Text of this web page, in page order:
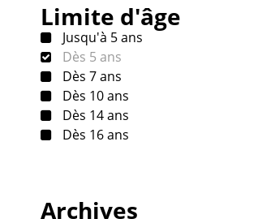
Limite d'âge
Jusqu'à 5 ans
Dès 5 ans
Dès 7 ans
Dès 10 ans
Dès 14 ans
Dès 16 ans
Archives